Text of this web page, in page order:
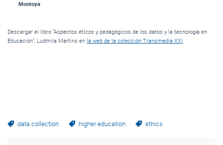
Montoya
Descargar el libro "Aspectos éticos y pedagógicos de los datos y la tecnología en
Educación", Ludmila Martins en la web de la colección Transmedia XXI.
data collection higher education ethics